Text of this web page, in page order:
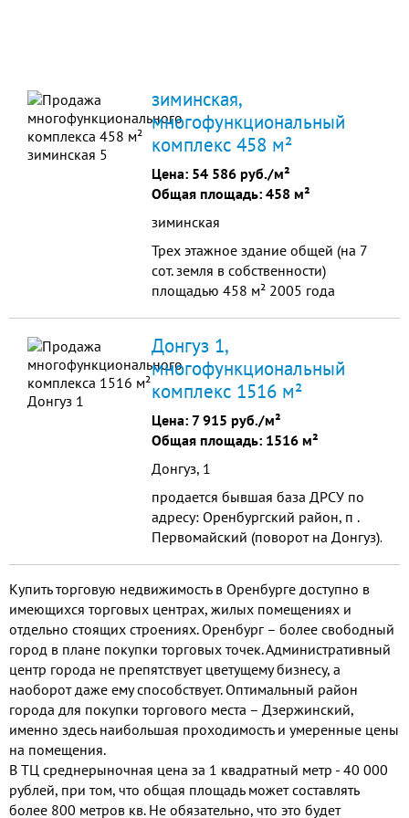
зиминская,
многофункциональный
комплекс 458 м²
Цена: 54 586 руб./м²
Общая площадь: 458 м²
зиминская
Трех этажное здание общей (на 7
сот. земля в собственности)
площадью 458 м² 2005 года
керамическим кирпичом.
Донгуз 1,
многофункциональный
комплекс 1516 м²
Цена: 7 915 руб./м²
Общая площадь: 1516 м²
Донгуз, 1
продается бывшая база ДРСУ по
адресу: Оренбургский район, п .
Первомайский (поворот на Донгуз).
собственности , в отличн
Купить торговую недвижимость в Оренбурге доступно в
имеющихся торговых центрах, жилых помещениях и
отдельно стоящих строениях. Оренбург – более свободный
город в плане покупки торговых точек. Административный
центр города не препятствует цветущему бизнесу, а
наоборот даже ему способствует. Оптимальный район
города для покупки торгового места – Дзержинский,
именно здесь наибольшая проходимость и умеренные цены
на помещения.
В ТЦ среднерыночная цена за 1 квадратный метр - 40 000
рублей, при том, что общая площадь может составлять
более 800 метров кв. Не обязательно, что это будет